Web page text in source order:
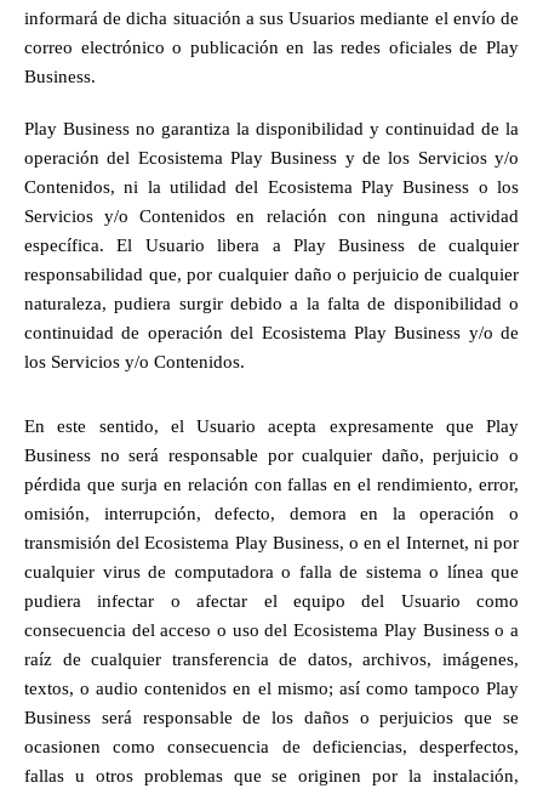
informará de dicha situación a sus Usuarios mediante el envío de
correo electrónico o publicación en las redes oficiales de Play
Business.
Play Business no garantiza la disponibilidad y continuidad de la
operación del Ecosistema Play Business y de los Servicios y/o
Contenidos, ni la utilidad del Ecosistema Play Business o los
Servicios y/o Contenidos en relación con ninguna actividad
específica. El Usuario libera a Play Business de cualquier
responsabilidad que, por cualquier daño o perjuicio de cualquier
naturaleza, pudiera surgir debido a la falta de disponibilidad o
continuidad de operación del Ecosistema Play Business y/o de
los Servicios y/o Contenidos.
En este sentido, el Usuario acepta expresamente que Play
Business no será responsable por cualquier daño, perjuicio o
pérdida que surja en relación con fallas en el rendimiento, error,
omisión, interrupción, defecto, demora en la operación o
transmisión del Ecosistema Play Business, o en el Internet, ni por
cualquier virus de computadora o falla de sistema o línea que
pudiera infectar o afectar el equipo del Usuario como
consecuencia del acceso o uso del Ecosistema Play Business o a
raíz de cualquier transferencia de datos, archivos, imágenes,
textos, o audio contenidos en el mismo; así como tampoco Play
Business será responsable de los daños o perjuicios que se
ocasionen como consecuencia de deficiencias, desperfectos,
fallas u otros problemas que se originen por la instalación,